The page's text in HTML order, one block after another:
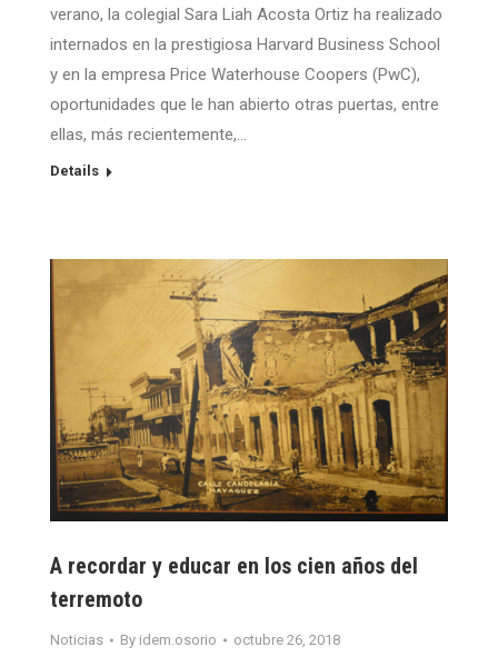
verano, la colegial Sara Liah Acosta Ortiz ha realizado
internados en la prestigiosa Harvard Business School
y en la empresa Price Waterhouse Coopers (PwC),
oportunidades que le han abierto otras puertas, entre
ellas, más recientemente,…
Details
A recordar y educar en los cien años del
terremoto
Noticias By idem.osorio octubre 26, 2018